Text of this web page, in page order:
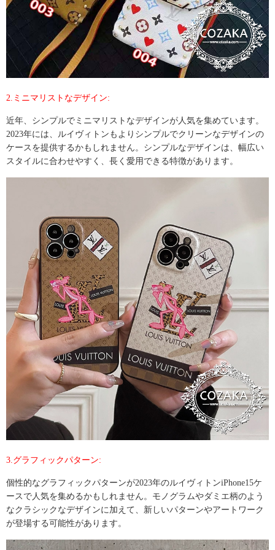
2.ミニマリストなデザイン:
近年、シンプルでミニマリストなデザインが人気を集めています。
2023年には、ルイヴィトンもよりシンプルでクリーンなデザインの
ケースを提供するかもしれません。シンプルなデザインは、幅広い
スタイルに合わせやすく、長く愛用できる特徴があります。
3.グラフィックパターン:
個性的なグラフィックパターンが2023年のルイヴィトンiPhone15ケ
ースで人気を集めるかもしれません。モノグラムやダミエ柄のよう
なクラシックなデザインに加えて、新しいパターンやアートワーク
が登場する可能性があります。